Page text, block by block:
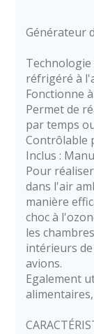
Générateur
Technologie
réfrigéré à
Fonctionne
Permet de
par temps
Contrôlable
Inclus :
Pour
dans l'air
manière
choc à
les
intérieurs
avions.
Egalement